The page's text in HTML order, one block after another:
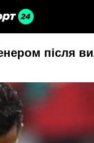
після